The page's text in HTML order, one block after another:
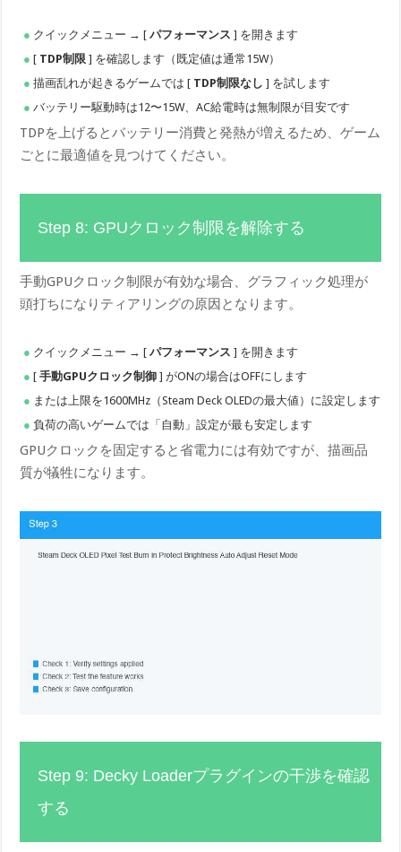
クイックメニュー → [パフォーマンス ] を開きます
[ TDP制限 ] を確認します（既定値は通常15W）
描画乱れが起きるゲームでは [ TDP制限なし ] を試します
バッテリー駆動時は12〜15W、AC給電時は無制限が目安です
TDPを上げるとバッテリー消費と発熱が増えるため、ゲーム
ごとに最適値を見つけてください。
Step 8: GPUクロック制限を解除する
手動GPUクロック制限が有効な場合、グラフィック処理が
頭打ちになりティアリングの原因となります。
クイックメニュー → [パフォーマンス ] を開きます
[手動GPUクロック制御 ] がONの場合はOFFにします
または上限を1600MHz（Steam Deck OLEDの最大値）に設定します
負荷の高いゲームでは「自動」設定が最も安定します
GPUクロックを固定すると省電力には有効ですが、描画品
質が犠牲になります。
Step 9: Decky Loaderプラグインの干渉を確認
する